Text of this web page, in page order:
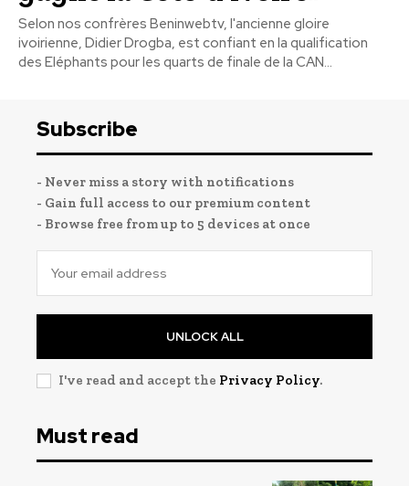
Selon nos confrères Beninwebtv, l'ancienne gloire
ivoirienne, Didier Drogba, est confiant en la qualification
des Eléphants pour les quarts de finale de la CAN...
Subscribe
- Never miss a story with notifications
- Gain full access to our premium content
- Browse free from up to 5 devices at once
UNLOCK ALL
I've read and accept the Privacy Policy.
Must read